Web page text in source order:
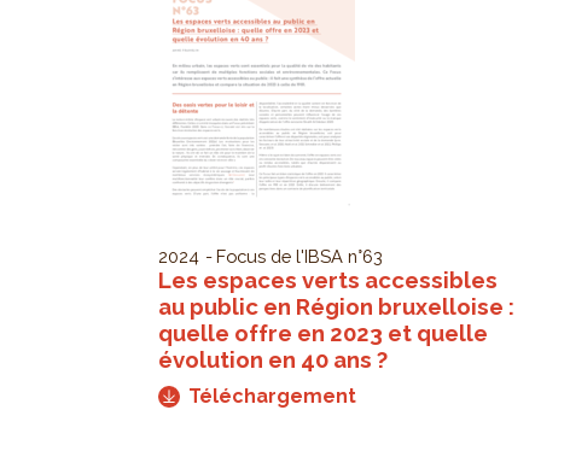
2024 Focus de l'IBSAn°63
Les espaces verts accessibles
au public en Région bruxelloise :
quelle offre en 2023 et quelle
évolution en 40 ans ?
Téléchargement